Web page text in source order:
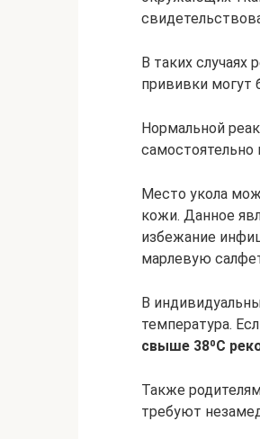
В таких случаях
прививки могут
Нормальной
самостоятельно
Место укола
кожи. Данное
избежание
марлевую
В
температура.
свыше 38⁰С
Также
требуют